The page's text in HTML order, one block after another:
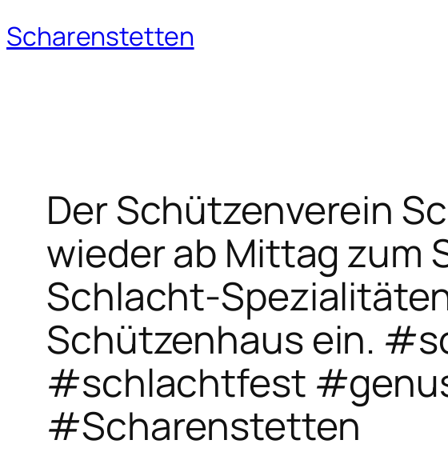
Zum
Inhalt
Scharenstetten
Der Schützenverein
wieder ab Mittag zum
Schlacht-
Schützenhaus ein.
#schlachtfest
#Scharenstetten